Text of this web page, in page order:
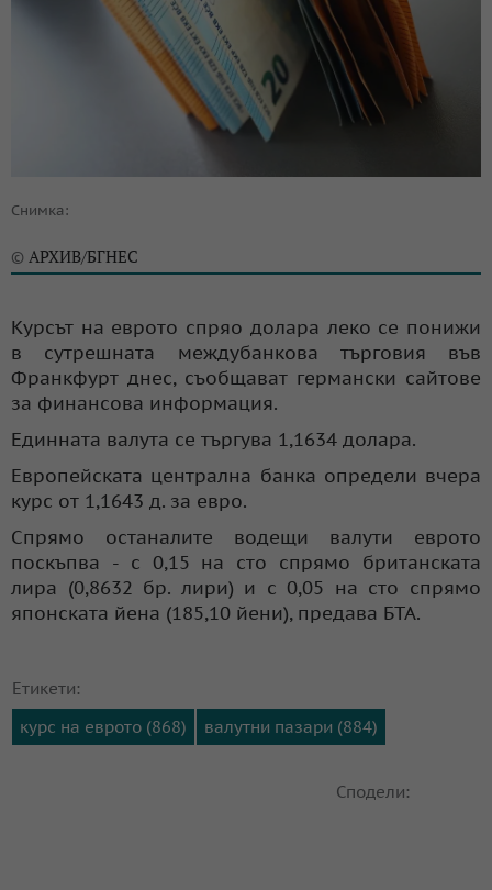
Снимка:
© АРХИВ/БГНЕС
Курсът на еврото спряо долара леко се понижи
в сутрешната междубанкова търговия във
Франкфурт днес, съобщават германски сайтове
за финансова информация.
Единната валута се търгува 1,1634 долара.
Европейската централна банка определи вчера
курс от 1,1643 д. за евро.
Спрямо останалите водещи валути еврото
поскъпва - с 0,15 на сто спрямо британската
лира (0,8632 бр. лири) и с 0,05 на сто спрямо
японската йена (185,10 йени), предава БТА.
Етикети:
курс на еврото (868)
валутни пазари (884)
Сподели: